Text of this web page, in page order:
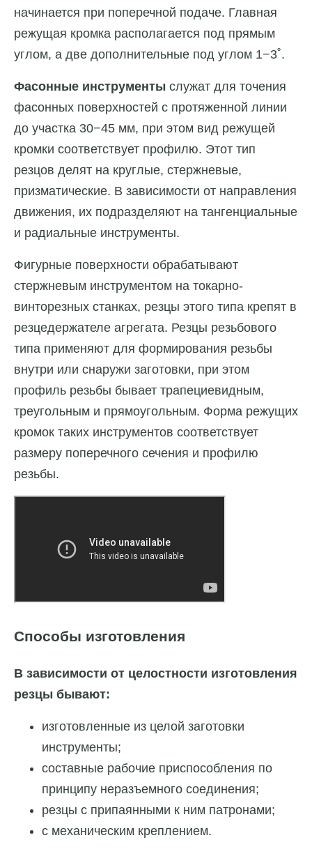
начинается при поперечной подаче. Главная
режущая кромка располагается под прямым
углом, а две дополнительные под углом 1−3˚.
Фасонные инструменты служат для точения
фасонных поверхностей с протяженной линии
до участка 30−45 мм, при этом вид режущей
кромки соответствует профилю. Этот тип
резцов делят на круглые, стержневые,
призматические. В зависимости от направления
движения, их подразделяют на тангенциальные
и радиальные инструменты.
Фигурные поверхности обрабатывают
стержневым инструментом на токарно-
винторезных станках, резцы этого типа крепят в
резцедержателе агрегата. Резцы резьбового
типа применяют для формирования резьбы
внутри или снаружи заготовки, при этом
профиль резьбы бывает трапециевидным,
треугольным и прямоугольным. Форма режущих
кромок таких инструментов соответствует
размеру поперечного сечения и профилю
резьбы.
Способы изготовления
В зависимости от целостности изготовления
резцы бывают:
изготовленные из целой заготовки
инструменты;
составные рабочие приспособления по
принципу неразъемного соединения;
резцы с припаянными к ним патронами;
с механическим креплением.